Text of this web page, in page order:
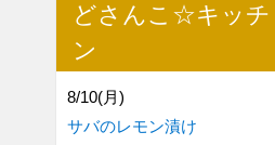
どさんこ☆キッチ
ン
8/10(月)
サバのレモン漬け